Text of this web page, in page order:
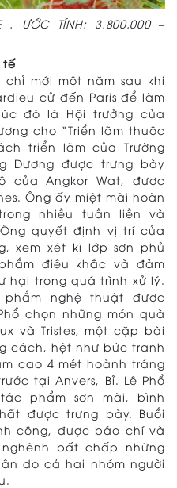
. ƯỚC TÍNH: 3.800.000 –
tế
mới một năm sau khi
cử đến Paris để làm
đó là Hội trưởng của
cho “Triển lãm thuộc
triển lãm của Trường
Dương được trưng bày
của Angkor Wat, được
Ông ấy miệt mài hoàn
nhiều tuần liền và
quyết định vị trí của
xem xét kĩ lớp sơn phủ
điêu khắc và đảm
hại trong quá trình xử lý.
nghệ thuật được
chọn những món quà
và Tristes, một cặp bài
cách, hệt như bức tranh
cao 4 mét hoành tráng
tại Anvers, Bỉ. Lê Phổ
phẩm sơn mài, bình
được trưng bày. Buổi
công, được báo chí và
bất chấp những
do cả hai nhóm người